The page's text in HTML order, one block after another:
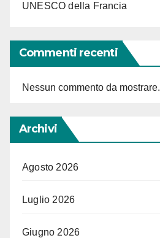
UNESCO della Francia
Commenti recenti
Nessun commento da mostrare.
Archivi
Agosto 2026
Luglio 2026
Giugno 2026